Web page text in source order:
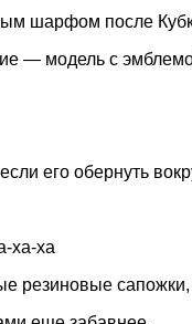
шарфом после
— модель с
его обернуть
ха-ха
сапожки,